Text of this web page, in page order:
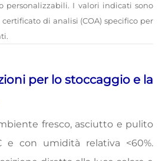
personalizzabili. I valori indicati sono
di analisi (COA) specifico per
per lo stoccaggio e la
fresco, asciutto e pulito
e con umidità relativa <60%.